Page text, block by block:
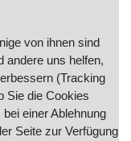
von ihnen sind
andere uns helfen,
(Tracking
Sie die Cookies
einer Ablehnung
Seite zur Verfügung